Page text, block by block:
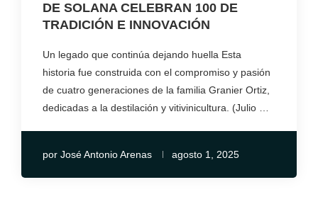
DE SOLANA CELEBRAN 100 DE
TRADICIÓN E INNOVACIÓN
Un legado que continúa dejando huella Esta
historia fue construida con el compromiso y pasión
de cuatro generaciones de la familia Granier Ortiz,
dedicadas a la destilación y vitivinicultura. (Julio …
por José Antonio Arenas agosto 1, 2025